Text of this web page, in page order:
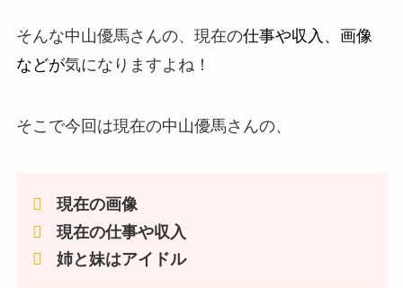
そんな中山優馬さんの、現在の仕事や収入、画像
などが気になりますよね！
そこで今回は現在の中山優馬さんの、
現在の画像
現在の仕事や収入
姉と妹はアイドル